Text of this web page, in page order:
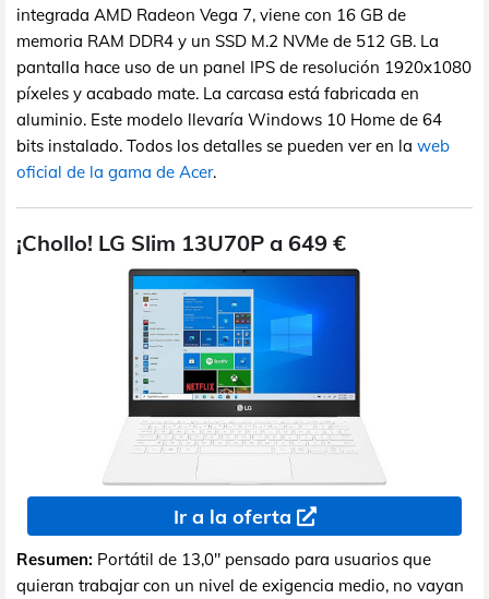
integrada AMD Radeon Vega 7, viene con 16 GB de
memoria RAM DDR4 y un SSD M.2 NVMe de 512 GB. La
pantalla hace uso de un panel IPS de resolución 1920x1080
píxeles y acabado mate. La carcasa está fabricada en
aluminio. Este modelo llevaría Windows 10 Home de 64
bits instalado. Todos los detalles se pueden ver en la web
oficial de la gama de Acer.
¡Chollo! LG Slim 13U70P a 649 €
Ir a la oferta
Resumen: Portátil de 13,0" pensado para usuarios que
quieran trabajar con un nivel de exigencia medio, no vayan